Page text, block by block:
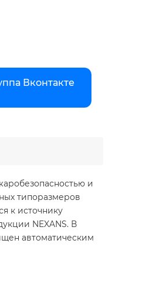
Вконтакте
и
типоразмеров
к источнику
NEXANS. В
автоматическим